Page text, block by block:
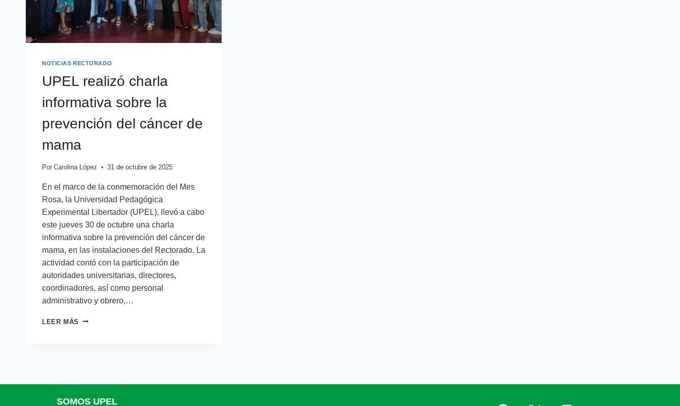
NOTICIAS RECTORADO
UPEL realizó charla
informativa sobre la
prevención del cáncer de
mama
Por Carolina López 31 de octubre de 2025
En el marco de la conmemoración del Mes
Rosa, la Universidad Pedagógica
Experimental Libertador (UPEL), llevó a cabo
este jueves 30 de octubre una charla
informativa sobre la prevención del cáncer de
mama, en las instalaciones del Rectorado. La
actividad contó con la participación de
autoridades universitarias, directores,
coordinadores, así como personal
administrativo y obrero,…
LEER MÁS
SOMOS UPEL